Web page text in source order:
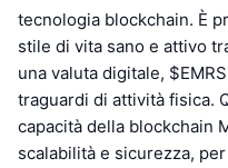
tecnologia blockchain. È
stile di vita sano e attivo
una valuta digitale,
traguardi di attività fisica.
capacità della blockchain
scalabilità e sicurezza,